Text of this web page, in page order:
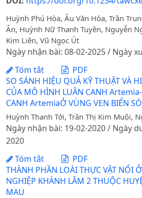
Huỳnh Phú Hòa, Âu Văn Hóa, Trần
Ân, Huỳnh Nữ Thanh Tuyền, Nguyễn
Kim Liên, Vũ Ngọc Út
Ngày nhận bài: 08-02-2025 / Ngày
Tóm tắt
PDF
SO SÁNH HIỆU QUẢ KỸ THUẬT VÀ
CỦA MÔ HÌNH LUÂN CANH
CANH ArtemiaỞ VÙNG VEN BIỂN
Huỳnh Thanh Tới, Trần Thị Kim Muội,
Ngày nhận bài: 19-02-2020 / Ngày
2020
Tóm tắt
PDF
THÀNH PHẦN LOÀI THỰC VẬT NỔI
NGHIỆP KHÁNH LÂM 2 THUỘC
MAU